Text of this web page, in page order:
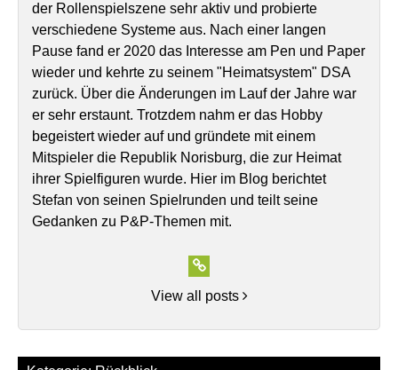
der Rollenspielszene sehr aktiv und probierte
verschiedene Systeme aus. Nach einer langen
Pause fand er 2020 das Interesse am Pen und Paper
wieder und kehrte zu seinem "Heimatsystem" DSA
zurück. Über die Änderungen im Lauf der Jahre war
er sehr erstaunt. Trotzdem nahm er das Hobby
begeistert wieder auf und gründete mit einem
Mitspieler die Republik Norisburg, die zur Heimat
ihrer Spielfiguren wurde. Hier im Blog berichtet
Stefan von seinen Spielrunden und teilt seine
Gedanken zu P&P-Themen mit.
View all posts